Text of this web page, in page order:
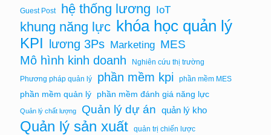
Guest Post hệ thống lương IoT
khung năng lực khóa học quản lý
KPI lương 3Ps Marketing MES
Mô hình kinh doanh
Nghiên cứu thị trường
Phương pháp quản lý
phần mềm kpi phần mềm MES
phần mềm quản lý phần mềm đánh giá năng lực
Quản lý chất lượng Quản lý dự án quản lý kho
Quản lý sản xuất quản trị chiến lược